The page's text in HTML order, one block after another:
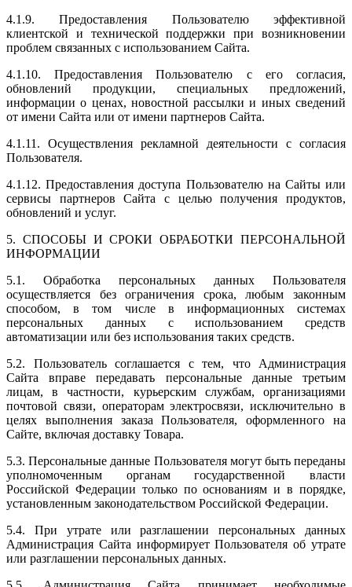
4.1.9. Предоставления Пользователю эффективной
клиентской и технической поддержки при возникновении
проблем связанных с использованием Сайта.
4.1.10. Предоставления Пользователю с его согласия,
обновлений продукции, специальных предложений,
информации о ценах, новостной рассылки и иных сведений
от имени Сайта или от имени партнеров Сайта.
4.1.11. Осуществления рекламной деятельности с согласия
Пользователя.
4.1.12. Предоставления доступа Пользователю на Сайты или
сервисы партнеров Сайта с целью получения продуктов,
обновлений и услуг.
5. СПОСОБЫ И СРОКИ ОБРАБОТКИ ПЕРСОНАЛЬНОЙ
ИНФОРМАЦИИ
5.1. Обработка персональных данных Пользователя
осуществляется без ограничения срока, любым законным
способом, в том числе в информационных системах
персональных данных с использованием средств
автоматизации или без использования таких средств.
5.2. Пользователь соглашается с тем, что Администрация
Сайта вправе передавать персональные данные третьим
лицам, в частности, курьерским службам, организациями
почтовой связи, операторам электросвязи, исключительно в
целях выполнения заказа Пользователя, оформленного на
Сайте, включая доставку Товара.
5.3. Персональные данные Пользователя могут быть переданы
уполномоченным органам государственной власти
Российской Федерации только по основаниям и в порядке,
установленным законодательством Российской Федерации.
5.4. При утрате или разглашении персональных данных
Администрация Сайта информирует Пользователя об утрате
или разглашении персональных данных.